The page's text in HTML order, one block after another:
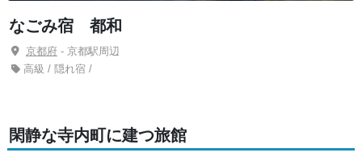
なごみ宿 都和
京都府- 京都駅周辺
高級 / 隠れ宿 /
閑静な寺内町に建つ旅館